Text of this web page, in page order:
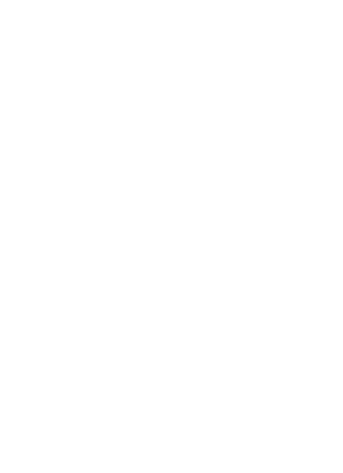
favoritos
favoritos